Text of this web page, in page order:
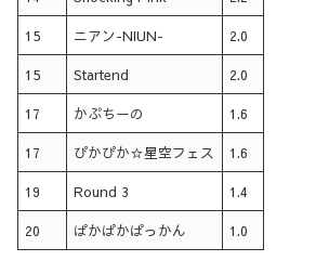
15 ニアン-NIUN- 2.0
15 Startend 2.0
17 かぷちーの 1.6
17 ぴかぴか☆星空フェス 1.6
19 Round 3 1.4
20 ぱかぱかぱっかん 1.0